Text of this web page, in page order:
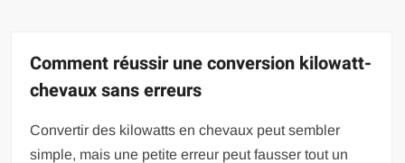
Comment réussir une conversion kilowatt-
chevaux sans erreurs
Convertir des kilowatts en chevaux peut sembler
simple, mais une petite erreur peut fausser tout un